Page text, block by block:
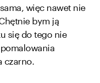
więc nawet nie
bym ją
się do tego nie
czarno.